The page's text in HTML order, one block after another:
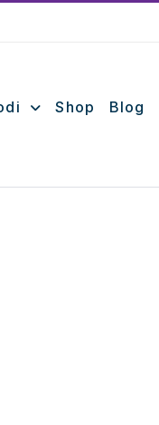
Shop Blog